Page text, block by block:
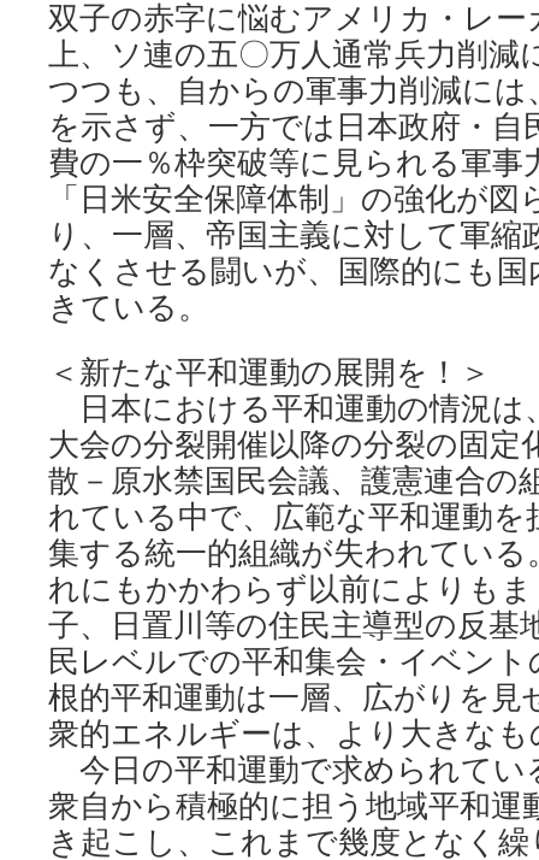
双子の赤字に悩むアメリカ・レー
上、ソ連の五〇万人通常兵力削
つつも、自からの軍事力削減には
を示さず、一方では日本政府・自
費の一％枠突破等に見られる軍事
「日米安全保障体制」の強化が
り、一層、帝国主義に対して軍縮
なくさせる闘いが、国際的にも
きている。
＜新たな平和運動の展開を！＞
日本における平和運動の情況は
大会の分裂開催以降の分裂の固定
散－原水禁国民会議、護憲連合の
れている中で、広範な平和運動を
集する統一的組織が失われてい
れにもかかわらず以前によりも
子、日置川等の住民主導型の反基
民レベルでの平和集会・イベン
根的平和運動は一層、広がりを見
衆的エネルギーは、より大きな
今日の平和運動で求められてい
衆自から積極的に担う地域平和運
き起こし、これまで幾度となく